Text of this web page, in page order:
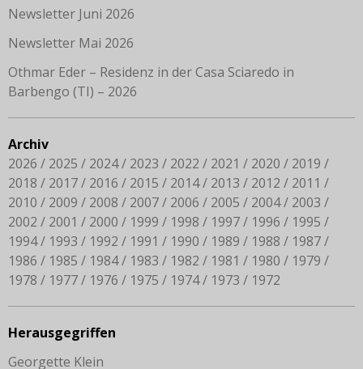
Newsletter Juni 2026
Newsletter Mai 2026
Othmar Eder – Residenz in der Casa Sciaredo in
Barbengo (TI) – 2026
Archiv
2026
2025 2024 2023 2022 2021 2020
2019
2018
2017 2016 2015 2014 2013 2012
2011
2010
2009 2008 2007 2006 2005 2004
2003
2002
2001 2000 1999 1998 1997 1996
1995
1994
1993 1992 1991 1990 1989 1988
1987
1986
1985 1984 1983 1982 1981 1980
1979
1978
1977 1976 1975 1974 1973 1972
Herausgegriffen
Georgette Klein